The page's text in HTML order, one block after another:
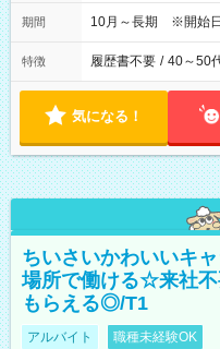
期間 10月～長期 ※開始日
特徴 履歴書不要 / 40～50
気になる！
ちいさいかわいいキ
場所で働ける☆来社
もらえる◎/T1
アルバイト 職種未経験OK